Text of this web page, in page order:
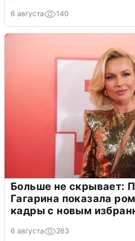
6 августа 140
Больше не скрывает:
Гагарина показала
кадры с новым
6 августа 263